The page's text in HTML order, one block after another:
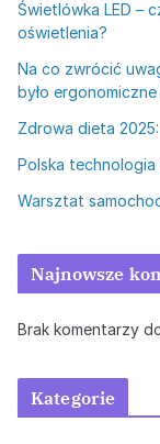
Świetlówka LED –
oświetlenia?
Na co zwrócić
było
Zdrowa dieta
Polska
Warsztat
Najnowsze
Brak komentarzy
Kategorie